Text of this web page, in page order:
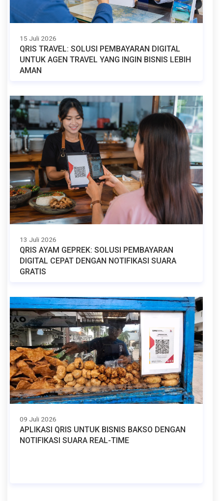
15 Juli 2026
QRIS TRAVEL: SOLUSI PEMBAYARAN DIGITAL
UNTUK AGEN TRAVEL YANG INGIN BISNIS LEBIH
AMAN
13 Juli 2026
QRIS AYAM GEPREK: SOLUSI PEMBAYARAN
DIGITAL CEPAT DENGAN NOTIFIKASI SUARA
GRATIS
09 Juli 2026
APLIKASI QRIS UNTUK BISNIS BAKSO DENGAN
NOTIFIKASI SUARA REAL-TIME